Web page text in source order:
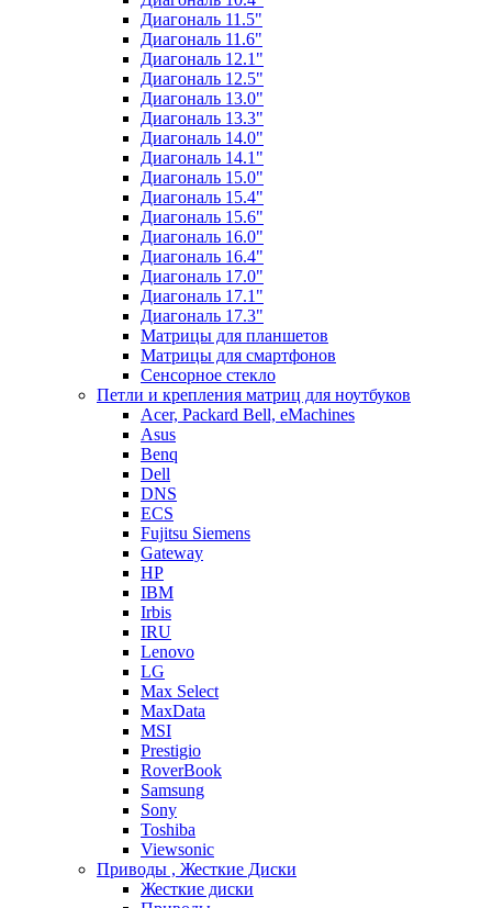
Диагональ 11.5"
Диагональ 11.6"
Диагональ 12.1"
Диагональ 12.5"
Диагональ 13.0"
Диагональ 13.3"
Диагональ 14.0"
Диагональ 14.1"
Диагональ 15.0"
Диагональ 15.4"
Диагональ 15.6"
Диагональ 16.0"
Диагональ 16.4"
Диагональ 17.0"
Диагональ 17.1"
Диагональ 17.3"
Матрицы для планшетов
Матрицы для смартфонов
Сенсорное стекло
Петли и крепления матриц для ноутбуков
Acer, Packard Bell, eMachines
Asus
Benq
Dell
DNS
ECS
Fujitsu Siemens
Gateway
HP
IBM
Irbis
IRU
Lenovo
LG
Max Select
MaxData
MSI
Prestigio
RoverBook
Samsung
Sony
Toshiba
Viewsonic
Приводы , Жесткие Диски
Жесткие диски